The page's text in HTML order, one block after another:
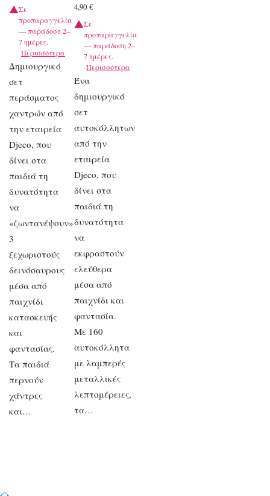
Σε
προπαραγγελία
— παράδοση 2–
7 ημέρες.
Περισσότερα
Δημιουργικό
σετ
περάσματος
χαντρών από
την εταιρεία
Djeco, που
δίνει στα
παιδιά τη
δυνατότητα
να
«ζωντανέψουν»
3
ξεχωριστούς
δεινόσαυρους
μέσα από
παιχνίδι
κατασκευής
και
φαντασίας.
Τα παιδιά
περνούν
χάντρες
και…
4,90€
Σε
προπαραγγελία
— παράδοση 2–
7 ημέρες.
Περισσότερα
Ένα
δημιουργικό
σετ
αυτοκόλλητων
από την
εταιρεία
Djeco, που
δίνει στα
παιδιά τη
δυνατότητα
να
εκφραστούν
ελεύθερα
μέσα από
παιχνίδι και
φαντασία.
Με 160
αυτοκόλλητα
με λαμπερές
μεταλλικές
λεπτομέρειες,
τα…